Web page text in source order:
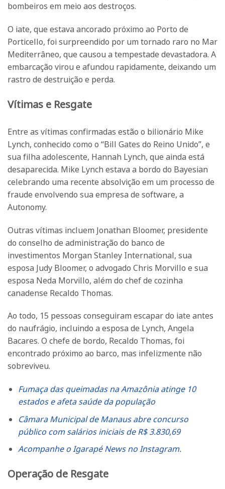
bombeiros em meio aos destroços.
O iate, que estava ancorado próximo ao Porto de
Porticello, foi surpreendido por um tornado raro no Mar
Mediterrâneo, que causou a tempestade devastadora. A
embarcação virou e afundou rapidamente, deixando um
rastro de destruição e perda.
Vítimas e Resgate
Entre as vítimas confirmadas estão o bilionário Mike
Lynch, conhecido como o “Bill Gates do Reino Unido”, e
sua filha adolescente, Hannah Lynch, que ainda está
desaparecida. Mike Lynch estava a bordo do Bayesian
celebrando uma recente absolvição em um processo de
fraude envolvendo sua empresa de software, a
Autonomy.
Outras vítimas incluem Jonathan Bloomer, presidente
do conselho de administração do banco de
investimentos Morgan Stanley International, sua
esposa Judy Bloomer, o advogado Chris Morvillo e sua
esposa Neda Morvillo, além do chef de cozinha
canadense Recaldo Thomas.
Ao todo, 15 pessoas conseguiram escapar do iate antes
do naufrágio, incluindo a esposa de Lynch, Angela
Bacares. O chefe de bordo, Recaldo Thomas, foi
encontrado próximo ao barco, mas infelizmente não
sobreviveu.
Fumaça das queimadas na Amazônia atinge 10
estados e afeta saúde da população
Câmara Municipal de Manaus abre concurso
público com salários iniciais de R$ 3.830,69
Acompanhe o Igarapé News no Instagram.
Operação de Resgate